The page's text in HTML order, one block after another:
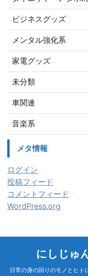
ビジネスグッズ
メンタル強化系
家電グッズ
未分類
車関連
音楽系
メタ情報
ログイン
投稿フィード
コメントフィード
WordPress.org
にしじゅ
日常の身の回りのモノとヒト